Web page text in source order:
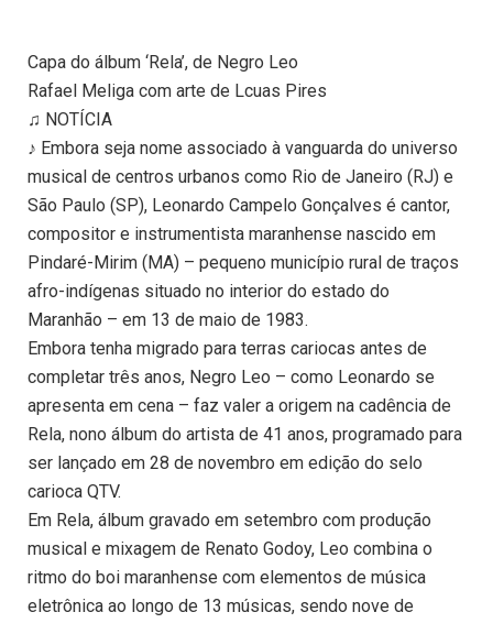
Capa do álbum ‘Rela’, de Negro Leo
Rafael Meliga com arte de Lcuas Pires
♫ NOTÍCIA
♪ Embora seja nome associado à vanguarda do universo
musical de centros urbanos como Rio de Janeiro (RJ) e
São Paulo (SP), Leonardo Campelo Gonçalves é cantor,
compositor e instrumentista maranhense nascido em
Pindaré-Mirim (MA) – pequeno município rural de traços
afro-indígenas situado no interior do estado do
Maranhão – em 13 de maio de 1983.
Embora tenha migrado para terras cariocas antes de
completar três anos, Negro Leo – como Leonardo se
apresenta em cena – faz valer a origem na cadência de
Rela, nono álbum do artista de 41 anos, programado para
ser lançado em 28 de novembro em edição do selo
carioca QTV.
Em Rela, álbum gravado em setembro com produção
musical e mixagem de Renato Godoy, Leo combina o
ritmo do boi maranhense com elementos de música
eletrônica ao longo de 13 músicas, sendo nove de